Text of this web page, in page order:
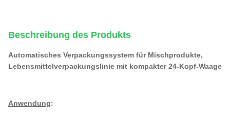
Beschreibung des Produkts
Automatisches Verpackungssystem für Mischprodukte,
Lebensmittelverpackungslinie mit kompakter 24-Kopf-Waage
Anwendung: